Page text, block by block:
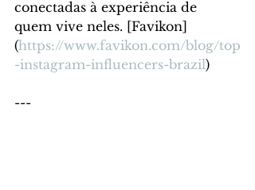
conectadas à experiência de
quem vive neles. [Favikon]
(https://www.favikon.com/blog/top
-instagram-influencers-brazil)
---